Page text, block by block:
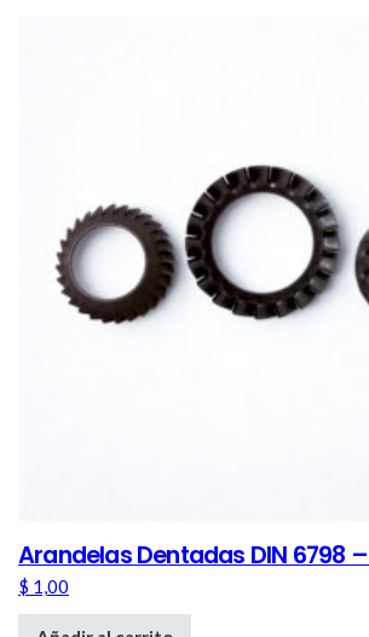
Arandelas Dentadas DIN 6798 –
$ 1,00